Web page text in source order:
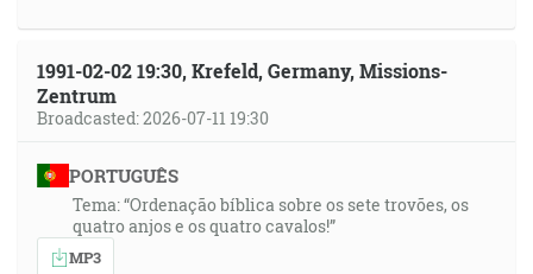
1991-02-02 19:30, Krefeld, Germany, Missions-
Zentrum
Broadcasted: 2026-07-11 19:30
PORTUGUÊS
Tema: “Ordenação bíblica sobre os sete trovões, os
quatro anjos e os quatro cavalos!”
MP3